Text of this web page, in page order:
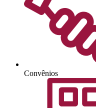
Convênios